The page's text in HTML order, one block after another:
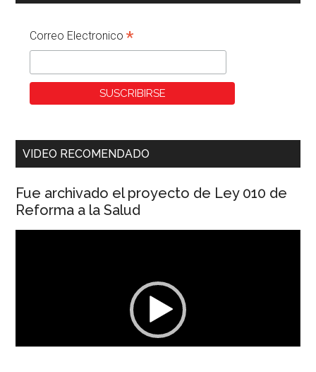
Correo Electronico*
VIDEO RECOMENDADO
Fue archivado el proyecto de Ley 010 de
Reforma a la Salud